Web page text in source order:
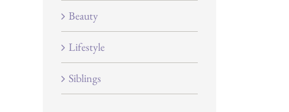
Beauty
Lifestyle
Siblings